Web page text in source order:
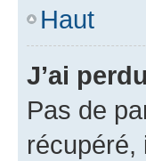
Haut
J’ai
Pas de
récupéré,